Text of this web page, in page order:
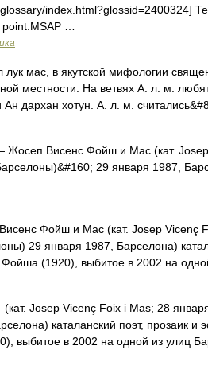
index.html?glossid=2400324]
…
мас, в якутской мифологии
местности. На ветвях А. л. м.
Ан дархан хотун. А. л. м.
Жосеп Висенс Фойш и Мас (кат.
29 января 1987,
Фойш и Мас (кат. Josep Vicenç
29 января 1987, Барселона)
(1920), выбитое в 2002 на
Josep Vicenç Foix i Mas; 28
каталанский поэт, прозаик и
выбитое в 2002 на одной из улиц